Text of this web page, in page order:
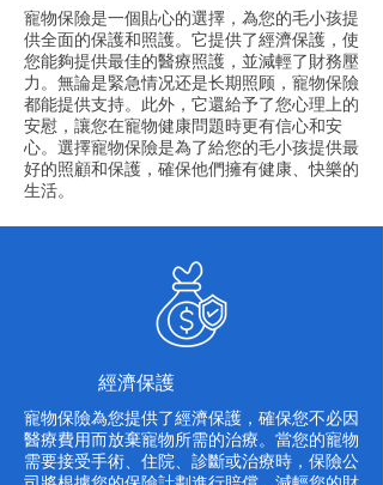
寵物保險是一個貼心的選擇，為您的毛小孩提
供全面的保護和照護。它提供了經濟保護，使
您能夠提供最佳的醫療照護，並減輕了財務壓
力。無論是緊急情况还是长期照顾，寵物保險
都能提供支持。此外，它還給予了您心理上的
安慰，讓您在寵物健康問題時更有信心和安
心。選擇寵物保險是為了給您的毛小孩提供最
好的照顧和保護，確保他們擁有健康、快樂的
生活。
經濟保護
寵物保險為您提供了經濟保護，確保您不必因
醫療費用而放棄寵物所需的治療。當您的寵物
需要接受手術、住院、診斷或治療時，保險公